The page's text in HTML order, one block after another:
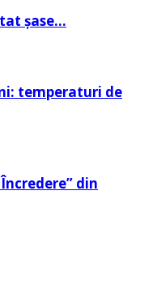
șase…
temperaturi de
din